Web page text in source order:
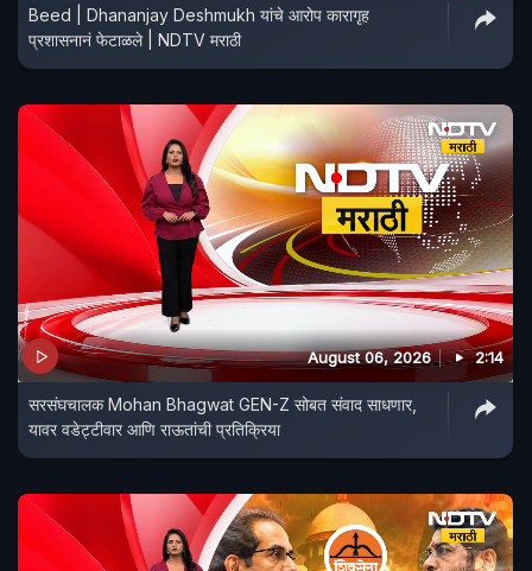
Beed | Dhananjay Deshmukh यांचे आरोप कारागृह
प्रशासनानं फेटाळले | NDTV मराठी
August 06, 2026 2:14
सरसंघचालक Mohan Bhagwat GEN-Z सोबत संवाद साधणार,
यावर वडेट्टीवार आणि राऊतांची प्रतिक्रिया